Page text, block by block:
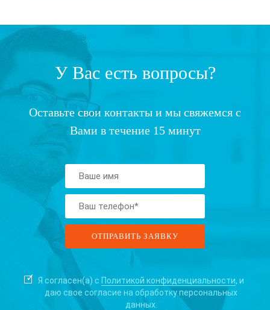
У Вас есть вопросы?
Оставьте свои контакты и мы свяжемся с
Вами в течение 15 минут
Я согласен(а) с Политикой конфиденциальности, и
даю свое согласие на обработку персональных
данных.